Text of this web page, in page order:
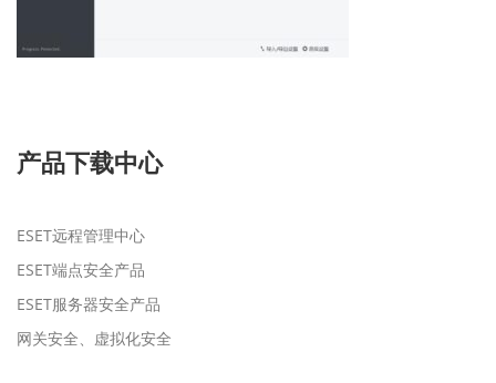
产品下载中心
ESET远程管理中心
ESET端点安全产品
ESET服务器安全产品
网关安全、虚拟化安全